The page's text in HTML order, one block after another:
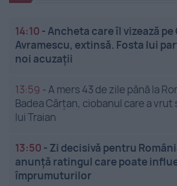
14:10 -Ancheta care îl vizează
Avramescu, extinsă. Fosta lui
noi acuzații
13:59 -A mers 43 de zile până la
Badea Cârțan, ciobanul care a vrut
lui Traian
13:50 - Zi decisivă pentru
anunță ratingul care poate
împrumuturilor